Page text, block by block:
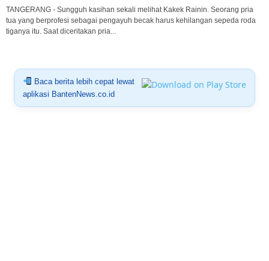
TANGERANG - Sungguh kasihan sekali melihat Kakek Rainin. Seorang pria
tua yang berprofesi sebagai pengayuh becak harus kehilangan sepeda roda
tiganya itu. Saat diceritakan pria...
Baca berita lebih cepat lewat
aplikasi BantenNews.co.id